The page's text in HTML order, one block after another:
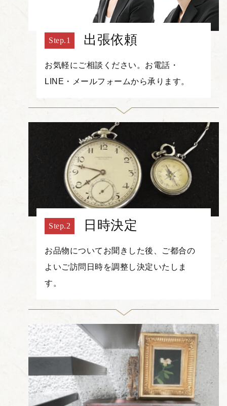
出張依頼
お気軽にご相談ください。お電話・
LINE・メールフォームから承ります。
日時決定
お品物についてお聞きした後、ご都合の
よいご訪問日時を調整し決定いたしま
す。